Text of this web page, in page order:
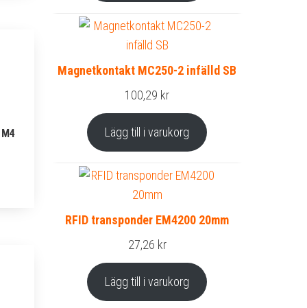
Magnetkontakt MC250-2 infälld SB
100,29 kr
Lägg till i varukorg
RFID transponder EM4200 20mm
27,26 kr
Lägg till i varukorg